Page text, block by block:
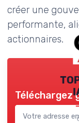
créer une
performante,
actionnaires.
Téléchargez